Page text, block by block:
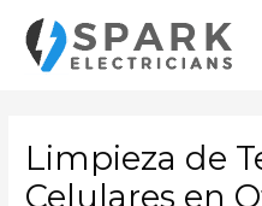
contenido
Limpieza de
Celulares en